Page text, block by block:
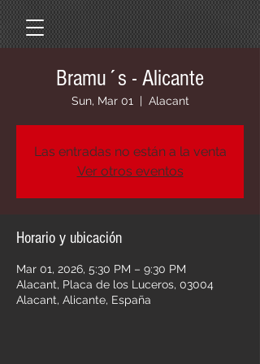
Bramu´s - Alicante
Sun, Mar 01
  |
Alacant
Las entradas no están a la venta
Ver otros eventos
Horario y ubicación
Mar 01, 2026, 5:30 PM – 9:30 PM
Alacant, Placa de los Luceros, 03004
Alacant, Alicante, España